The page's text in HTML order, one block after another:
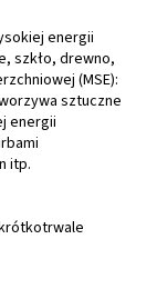
energii
szkło, drewno,
(MSE):
sztuczne
energii
itp.